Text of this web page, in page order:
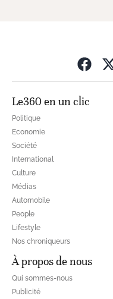
Le360 en un clic
Politique
Economie
Société
International
Culture
Médias
Automobile
People
Lifestyle
Nos chroniqueurs
À propos de nous
Qui sommes-nous
Publicité